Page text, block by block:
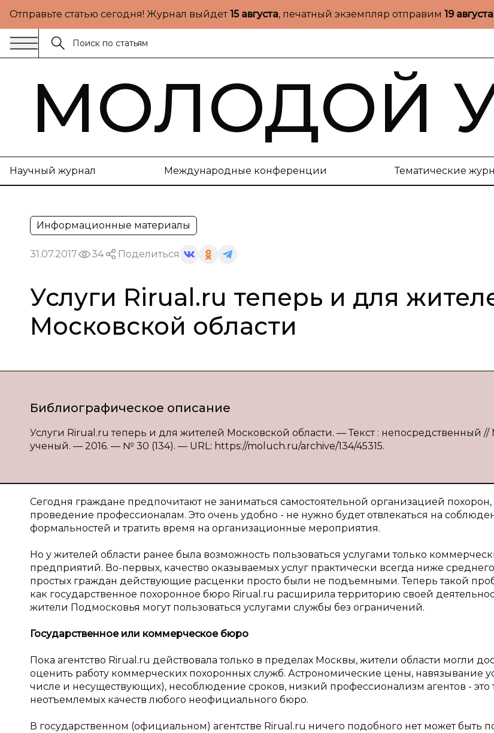
Отправьте статью сегодня! Журнал выйдет15 августа, печатный экземпляр отправим 19 августа
МОЛОДОЙ
Научный журнал Международные конференции Тематические
Информационные материалы
31.07.2017 34 Поделиться
Услуги Rirual.ru теперь и для
Московской области
Библиографическое описание
Услуги Rirual.ru теперь и для жителей Московской области. — Текст : непосредственный
ученый. — 2016. — № 30 (134). — URL: https://moluch.ru/archive/134/45315.
Сегодня граждане предпочитают не заниматься самостоятельной организацией похорон,
проведение профессионалам. Это очень удобно - не нужно будет отвлекаться на
формальностей и тратить время на организационные мероприятия.
Но у жителей области ранее была возможность пользоваться услугами только
предприятий. Во-первых, качество оказываемых услуг практически всегда ниже
простых граждан действующие расценки просто были не подъемными. Теперь такой
как государственное похоронное бюро Rirual.ru расширила территорию своей
жители Подмосковья могут пользоваться услугами службы без ограничений.
Государственное или коммерческое бюро
Пока агентство Rirual.ru действовала только в пределах Москвы, жители области могли
оценить работу коммерческих похоронных служб. Астрономические цены, навязывание
числе и несуществующих), несоблюдение сроков, низкий профессионализм агентов - это
неотъемлемых качеств любого неофициального бюро.
В государственном (официальном) агентстве Rirual.ru ничего подобного нет может быть